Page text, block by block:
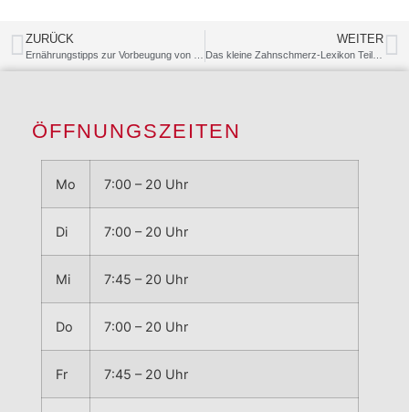
ZURÜCK WEITER
ÖFFNUNGSZEITEN
Mo 7:00 – 20 Uhr
Di 7:00 – 20 Uhr
Mi 7:45 – 20 Uhr
Do 7:00 – 20 Uhr
Fr 7:45 – 20 Uhr